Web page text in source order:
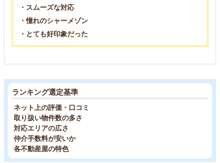
・スムーズな対応
・憧れのシャーメゾン
・とても好印象だった
ランキング選定基準
ネット上の評価・口コミ
取り扱い物件数の多さ
対応エリアの広さ
仲介手数料が安いか
各不動産屋の特色